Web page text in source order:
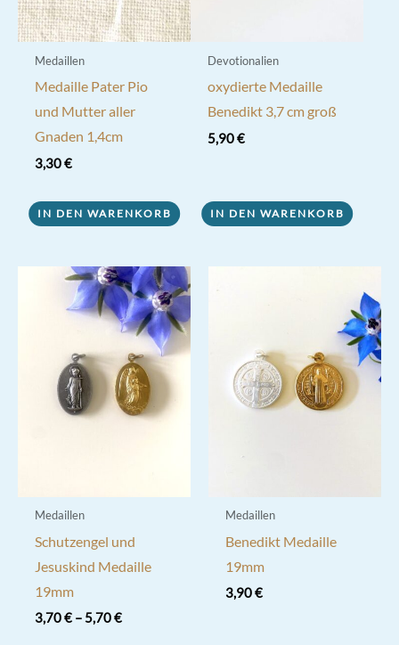
Produktseite
gewählt
werden
Medaillen
Medaille Pater Pio
und Mutter aller
Gnaden 1,4cm
3,30€
IN DEN WARENKORB
Devotionalien
oxydierte Medaille
Benedikt 3,7 cm groß
5,90€
IN DEN WARENKORB
Medaillen
Schutzengel und
Jesuskind Medaille
19mm
3,70€– 5,70€
Medaillen
Benedikt Medaille
19mm
3,90€